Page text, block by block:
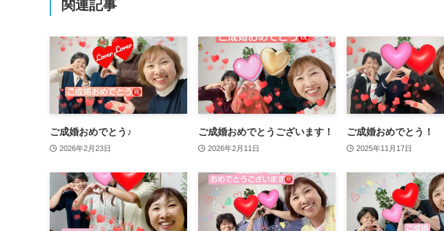
関連記事
ご成婚おめでとう♪
2026年2月23日
ご成婚おめでとうございます！
2026年2月11日
ご成婚おめでとう！
2025年11月17日